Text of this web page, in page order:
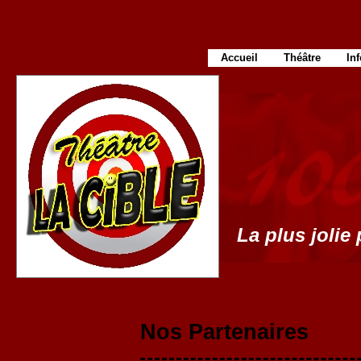
Nos Partenaires
La plus jolie
Accueil Théâtre